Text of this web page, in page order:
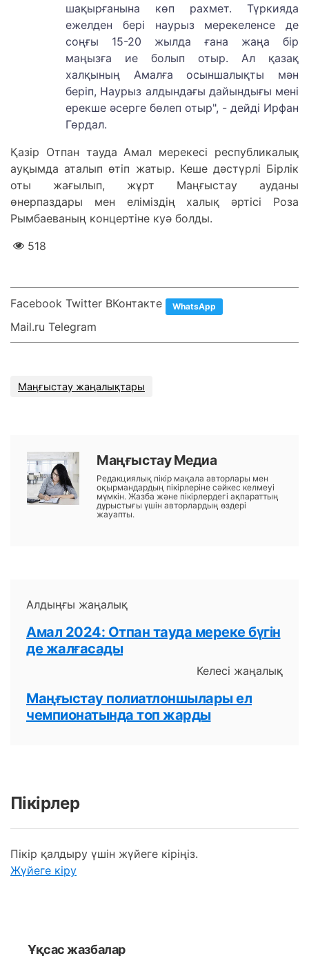
шақырғанына көп рахмет. Түркияда
ежелден бері наурыз мерекеленсе де
соңғы 15-20 жылда ғана жаңа бір
маңызға ие болып отыр. Ал қазақ
халқының Амалға осыншалықты мән
беріп, Наурыз алдындағы дайындығы мені
ерекше әсерге бөлеп отыр", - дейді Ирфан
Гөрдал.
Қазір Отпан тауда Амал мерекесі республикалық
ауқымда аталып өтіп жатыр. Кеше дәстүрлі Бірлік
оты жағылып, жұрт Маңғыстау ауданы
өнерпаздары мен еліміздің халық әртісі Роза
Рымбаеваның концертіне куә болды.
518
Facebook Twitter ВКонтакте WhatsApp
Mail.ru Telegram
Маңғыстау жаңалықтары
Маңғыстау Медиа
Редакциялық пікір мақала авторлары мен
оқырмандардың пікірлеріне сәйкес келмеуі
мүмкін. Жазба және пікірлердегі ақпараттың
дұрыстығы үшін авторлардың өздері
жауапты.
Алдыңғы жаңалық
Амал 2024: Отпан тауда мереке бүгін
де жалғасады
Келесі жаңалық
Маңғыстау полиатлоншылары ел
чемпионатында топ жарды
Пікірлер
Пікір қалдыру үшін жүйеге кіріңіз.
Жүйеге кіру
Ұқсас жазбалар